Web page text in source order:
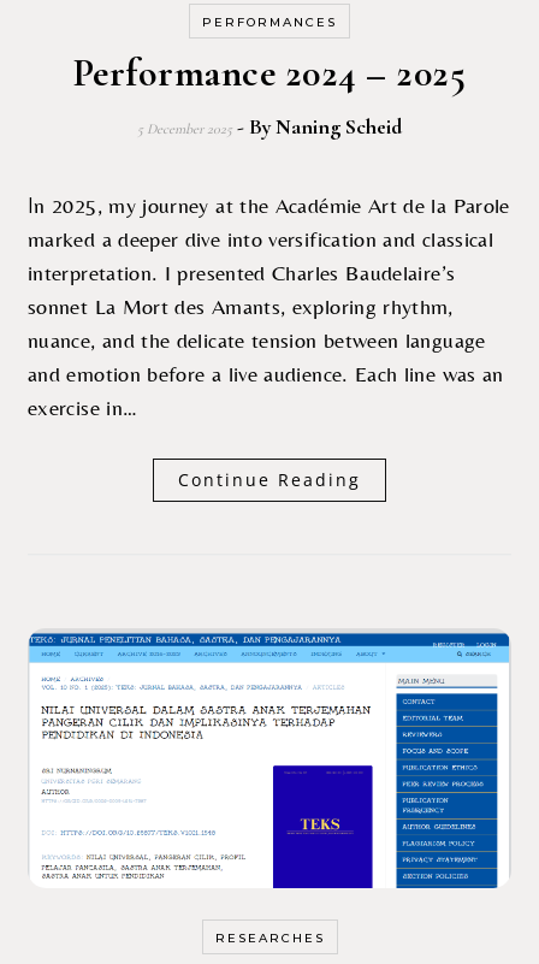
PERFORMANCES
Performance 2024 – 2025
5 December 2025 - ByNaning Scheid
In 2025, my journey at the Académie Art de la Parole
marked a deeper dive into versification and classical
interpretation. I presented Charles Baudelaire’s
sonnet La Mort des Amants, exploring rhythm,
nuance, and the delicate tension between language
and emotion before a live audience. Each line was an
exercise in…
Continue Reading
RESEARCHES